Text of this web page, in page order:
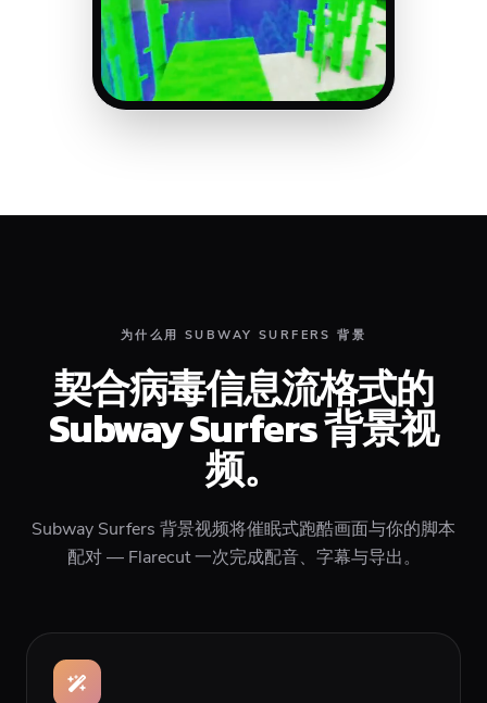
为什么用 SUBWAY SURFERS 背景
契合病毒信息流格式的
Subway Surfers 背景视
频。
Subway Surfers 背景视频将催眠式跑酷画面与你的脚本
配对 — Flarecut 一次完成配音、字幕与导出。